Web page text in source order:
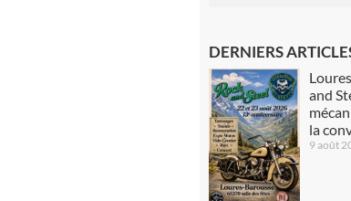
DERNIERS
and
la
9 août